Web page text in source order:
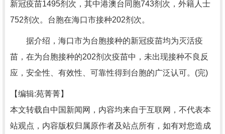
新冠疫苗1495剂次，其中港澳台同胞743剂次，外籍人士
752剂次。台胞在海口市接种202剂次。
据介绍，海口市为台胞接种的新冠疫苗均为灭活疫
苗，在为台胞接种的202剂次疫苗中，未出现接种不良反
应，安全性、有效性、可靠性得到台胞的广泛认可。(完)
【编辑:苑菁菁】
本文转载自中国新闻网，内容均来自于互联网，不代表本
站观点，内容版权归属原作者及站点所有，如有对您造成